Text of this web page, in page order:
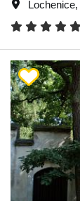
Lochenice,